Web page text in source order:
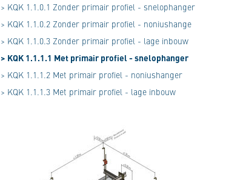
> KQK 1.1.0.1 Zonder primair profiel - snelophanger
> KQK 1.1.0.2 Zonder primair profiel - noniushange
> KQK 1.1.0.3 Zonder primair profiel - lage inbouw
> KQK 1.1.1.1 Met primair profiel - snelophanger
> KQK 1.1.1.2 Met primair profiel - noniushanger
> KQK 1.1.1.3 Met primair profiel - lage inbouw